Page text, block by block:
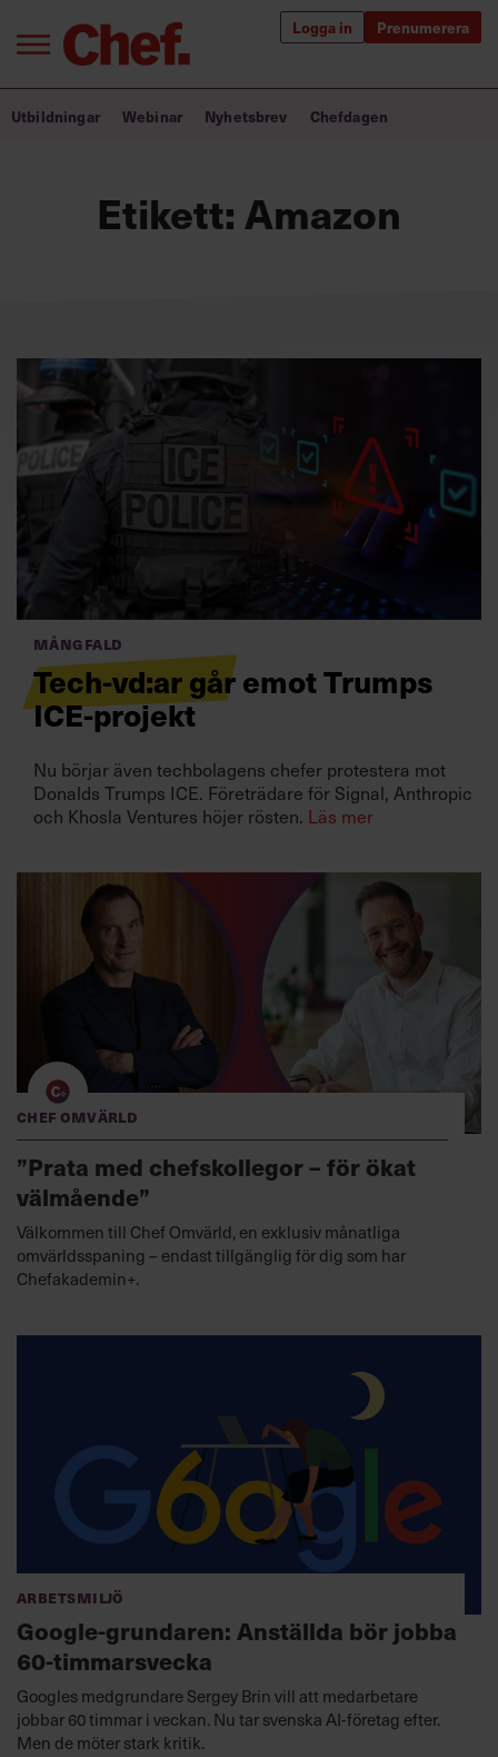
Logga in Prenumerera
Logga in
Prenumerera
Annonsera
Om oss
Kontakta oss
Kundservice
Villkor och policy för
personuppgiftsbehandling
Bra ledare förändrar världen
Utbildning för ledare
Utbildningar Webinar Nyhetsbrev Chefdagen
Etikett:Amazon
Mångfald
Tech-vd:ar går emot Trumps
ICE-projekt
Nu börjar även techbolagens chefer protestera mot
Donalds Trumps ICE. Företrädare för Signal, Anthropic
och Khosla Ventures höjer rösten. Läs mer
Chef Omvärld
”Prata med chefskollegor – för ökat
välmående”
Välkommen till Chef Omvärld, en exklusiv månatliga
omvärldsspaning – endast tillgänglig för dig som har
Chefakademin+.
Arbetsmiljö
Google-grundaren: Anställda bör jobba
60-timmarsvecka
Googles medgrundare Sergey Brin vill att medarbetare
jobbar 60 timmar i veckan. Nu tar svenska AI-företag efter.
Men de möter stark kritik.